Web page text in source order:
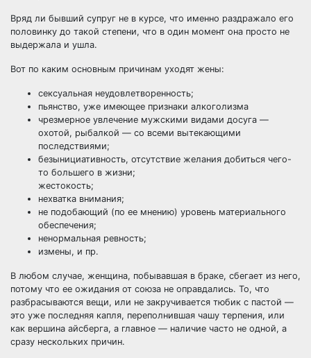
Вряд ли бывший супруг не в курсе, что именно раздражало его
половинку до такой степени, что в один момент она просто не
выдержала и ушла.
Вот по каким основным причинам уходят жены:
сексуальная неудовлетворенность;
пьянство, уже имеющее признаки алкоголизма
чрезмерное увлечение мужскими видами досуга —
охотой, рыбалкой — со всеми вытекающими
последствиями;
безынициативность, отсутствие желания добиться чего-
то большего в жизни;
жестокость;
нехватка внимания;
не подобающий (по ее мнению) уровень материального
обеспечения;
ненормальная ревность;
измены, и пр.
В любом случае, женщина, побывавшая в браке, сбегает из него,
потому что ее ожидания от союза не оправдались. То, что
разбрасываются вещи, или не закручивается тюбик с пастой —
это уже последняя капля, переполнившая чашу терпения, или
как вершина айсберга, а главное — наличие часто не одной, а
сразу нескольких причин.